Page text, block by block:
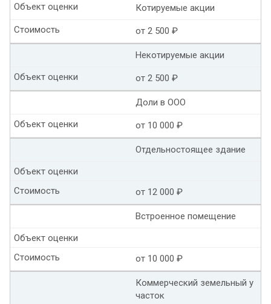
Котируемые акции
Объект оценки
от 2 500 ₽
Стоимость
Некотируемые акции
от 2 500 ₽
Объект оценки
Доли в ООО
от 10 000 ₽
Объект оценки
Отдельностоящее здание
Объект оценки
от 12 000 ₽
Стоимость
Встроенное помещение
Объект оценки
от 10 000 ₽
Стоимость
Коммерческий земельный у
часток